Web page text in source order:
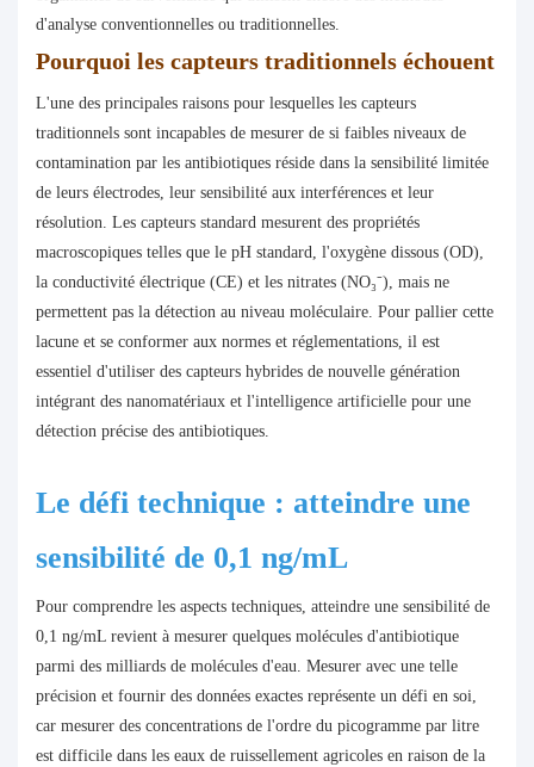
d'analyse conventionnelles ou traditionnelles.
Pourquoi les capteurs traditionnels échouent
L'une des principales raisons pour lesquelles les capteurs
traditionnels sont incapables de mesurer de si faibles niveaux de
contamination par les antibiotiques réside dans la sensibilité limitée
de leurs électrodes, leur sensibilité aux interférences et leur
résolution. Les capteurs standard mesurent des propriétés
macroscopiques telles que le pH standard, l'oxygène dissous (OD),
la conductivité électrique (CE) et les nitrates (NO₃⁻), mais ne
permettent pas la détection au niveau moléculaire. Pour pallier cette
lacune et se conformer aux normes et réglementations, il est
essentiel d'utiliser des capteurs hybrides de nouvelle génération
intégrant des nanomatériaux et l'intelligence artificielle pour une
détection précise des antibiotiques.
Le défi technique : atteindre une
sensibilité de 0,1 ng/mL
Pour comprendre les aspects techniques, atteindre une sensibilité de
0,1 ng/mL revient à mesurer quelques molécules d'antibiotique
parmi des milliards de molécules d'eau. Mesurer avec une telle
précision et fournir des données exactes représente un défi en soi,
car mesurer des concentrations de l'ordre du picogramme par litre
est difficile dans les eaux de ruissellement agricoles en raison de la